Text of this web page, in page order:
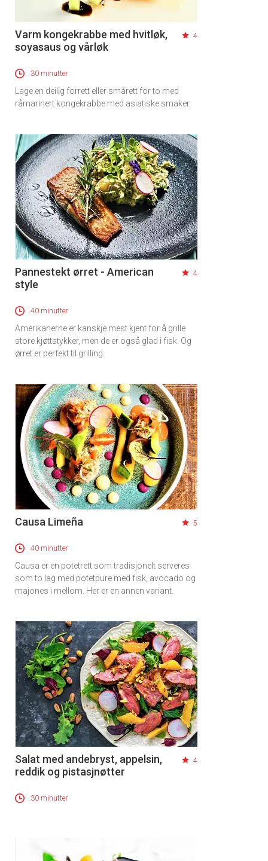
Varm kongekrabbe med hvitløk,
soyasaus og vårløk
4
30 minutter
Lage en deilig forrett eller smårett for to med
råmarinert kongekrabbe med asiatiske smaker.
Pannestekt ørret - American
style
4
40 minutter
Amerikanerne er kanskje mest kjent for å grille
store kjøttstykker, men de er også glad i fisk. Og
ørret er perfekt til grilling.
Causa Limeña 5
40 minutter
Causa er en potetrett som tradisjonelt serveres
som to lag med potetpure med fisk, avocado og
majones i mellom. Her er en annen variant.
Salat med andebryst, appelsin,
reddik og pistasjnøtter
4
30 minutter